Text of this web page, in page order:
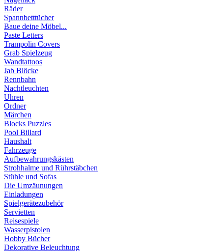
Räder
Spannbetttücher
Baue deine Möbel...
Paste Letters
Trampolin Covers
Grab Spielzeug
Wandtattoos
Jab Blöcke
Rennbahn
Nachtleuchten
Uhren
Ordner
Märchen
Blocks Puzzles
Pool Billard
Haushalt
Fahrzeuge
Aufbewahrungskästen
Strohhalme und Rührstäbchen
Stühle und Sofas
Die Umzäunungen
Einladungen
Spielgerätezubehör
Servietten
Reisespiele
Wasserpistolen
Hobby Bücher
Dekorative Beleuchtung